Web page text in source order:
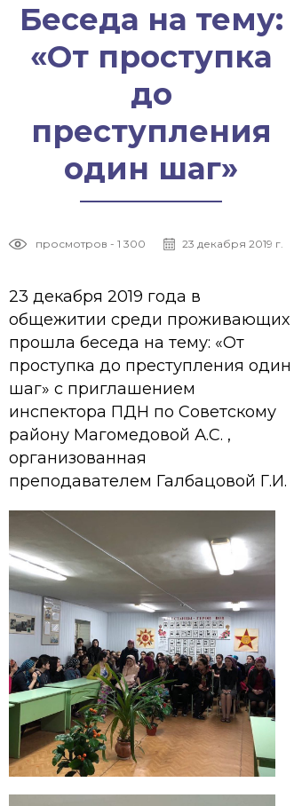
Беседа на тему:
«От проступка
до
преступления
один шаг»
просмотров - 1 300 23 декабря 2019 г.
23 декабря 2019 года в
общежитии среди проживающих
прошла беседа на тему: «От
проступка до преступления один
шаг» с приглашением
инспектора ПДН по Советскому
району Магомедовой А.С. ,
организованная
преподавателем Галбацовой Г.И.